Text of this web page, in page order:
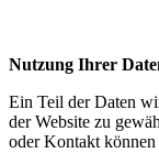
Nutzung Ihrer
Ein Teil der Daten
der Website zu
oder Kontakt